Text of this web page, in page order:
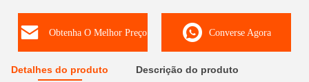
Obtenha O Melhor Preço Converse Agora
Detalhes do produto Descrição do produto